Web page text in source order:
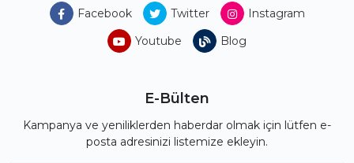
Facebook Twitter
Instagram
Youtube
Blog
E-Bülten
Kampanya ve yeniliklerden haberdar olmak için lütfen e-
posta adresinizi listemize ekleyin.